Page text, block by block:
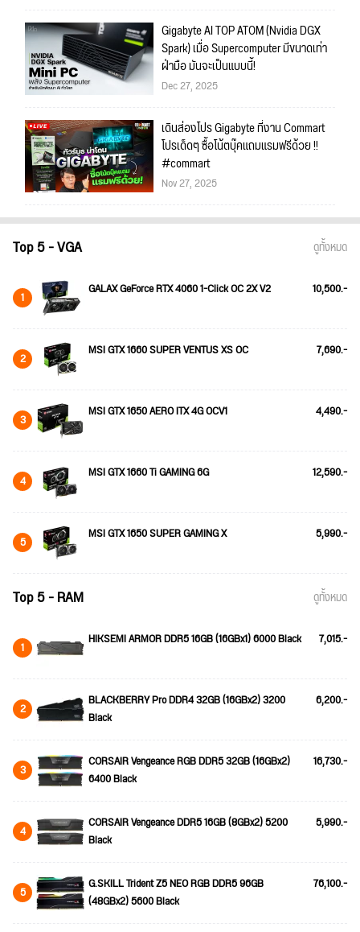
Gigabyte AI TOP ATOM (Nvidia DGX
Spark) เมื่อ Supercomputer มีขนาดเท่า
ฝ่ามือ มันจะเป็นแบบนี้!
Dec 27, 2025
เดินส่องโปร Gigabyte ที่งาน Commart
โปรเด็ดๆ ซื้อโน้ตบุ๊คแถมแรมฟรีด้วย !!
#commart
Nov 27, 2025
Top 5 - VGA ดูทั้งหมด
1 GALAX GeForce RTX 4060 1-Click OC 2X V2 10,500.-
2 MSI GTX 1660 SUPER VENTUS XS OC 7,690.-
3 MSI GTX 1650 AERO ITX 4G OCV1 4,490.-
4 MSI GTX 1660 Ti GAMING 6G 12,590.-
5 MSI GTX 1650 SUPER GAMING X 5,990.-
Top 5 - RAM ดูทั้งหมด
1 HIKSEMI ARMOR DDR5 16GB (16GBx1) 6000 Black 7,015.-
2
BLACKBERRY Pro DDR4 32GB (16GBx2) 3200
Black
6,200.-
3
CORSAIR Vengeance RGB DDR5 32GB (16GBx2)
6400 Black
16,730.-
4
CORSAIR Vengeance DDR5 16GB (8GBx2) 5200
Black
5,990.-
5
G.SKILL Trident Z5 NEO RGB DDR5 96GB
(48GBx2) 5600 Black
76,100.-